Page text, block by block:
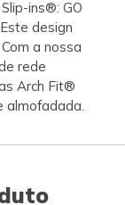
ins®: GO
design
a nossa
rede
Arch Fit®
almofadada.